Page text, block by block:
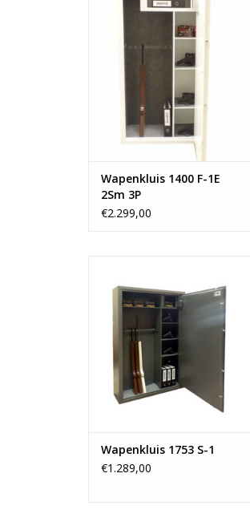
- 175x80 cm
- Ruimte voor 8 geweren
- 2 binnenkluizen
- Vanaf 160 kg
Wapenkluis 1400 F-1E
2Sm 3P
€2.299,00
- 1 binnenkluis
- Vanaf 160 kg
TOEVOEGEN AAN WINKELWAGEN
Wapenkluis 1753 S-1
€1.289,00